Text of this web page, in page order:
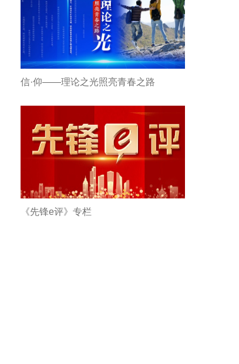
信·仰——理论之光照亮青春之路
《先锋e评》专栏